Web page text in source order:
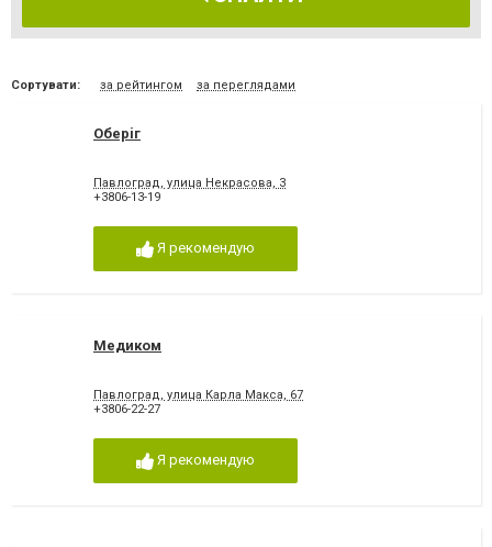
Сортувати: за рейтингом за переглядами
Оберiг
Павлоград, улица Некрасова, 3
+3806-13-19
Я рекомендую
Медиком
Павлоград, улица Карла Макса, 67
+3806-22-27
Я рекомендую